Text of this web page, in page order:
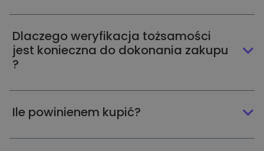
Dlaczego weryfikacja tożsamości
jest konieczna do dokonania zakupu
?
Ile powinienem kupić?